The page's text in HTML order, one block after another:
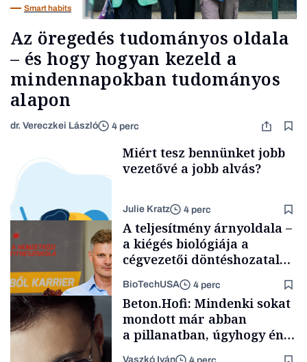
Smart habits
Az öregedés tudományos oldala
– és hogy hogyan kezeld a
mindennapokban tudományos
alapon
dr. Vereczkei László 4 perc
Smart habits
Miért tesz bennünket jobb
vezetővé a jobb alvás?
Julie Kratz 4 perc
A teljesítmény árnyoldala –
a kiégés biológiája a
cégvezetői döntéshozatal
BioTechUSA 4 perc
Beton.Hofi: Mindenki sokat
mondott már abban
a pillanatban, úgyhogy én
a legsarkosabb
Vaszkó Iván